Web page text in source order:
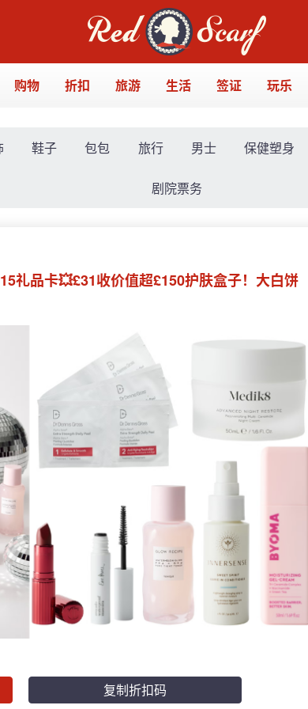
购物 折扣 旅游 生活 签证 玩乐
鞋子 包包 旅行 男士 保健塑身
剧院票务
品卡💥£31收价值超£150护肤盒子！大白饼
复制折扣码